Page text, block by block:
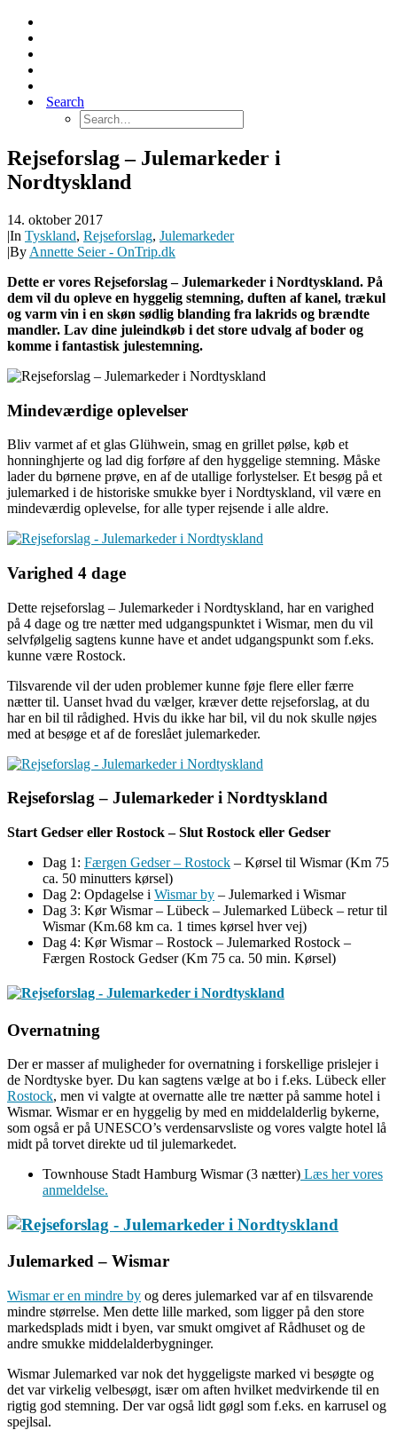
Search
Rejseforslag – Julemarkeder i
Nordtyskland
14. oktober 2017
|In Tyskland, Rejseforslag, Julemarkeder
|By Annette Seier - OnTrip.dk
Dette er vores Rejseforslag – Julemarkeder i Nordtyskland. På
dem vil du opleve en hyggelig stemning, duften af kanel, trækul
og varm vin i en skøn sødlig blanding fra lakrids og brændte
mandler. Lav dine juleindkøb i det store udvalg af boder og
komme i fantastisk julestemning.
Mindeværdige oplevelser
Bliv varmet af et glas Glühwein, smag en grillet pølse, køb et
honninghjerte og lad dig forføre af den hyggelige stemning. Måske
lader du børnene prøve, en af de utallige forlystelser. Et besøg på et
julemarked i de historiske smukke byer i Nordtyskland, vil være en
mindeværdig oplevelse, for alle typer rejsende i alle aldre.
Varighed 4 dage
Dette rejseforslag – Julemarkeder i Nordtyskland, har en varighed
på 4 dage og tre nætter med udgangspunktet i Wismar, men du vil
selvfølgelig sagtens kunne have et andet udgangspunkt som f.eks.
kunne være Rostock.
Tilsvarende vil der uden problemer kunne føje flere eller færre
nætter til. Uanset hvad du vælger, kræver dette rejseforslag, at du
har en bil til rådighed. Hvis du ikke har bil, vil du nok skulle nøjes
med at besøge et af de foreslået julemarkeder.
Rejseforslag – Julemarkeder i Nordtyskland
Start Gedser eller Rostock – Slut Rostock eller Gedser
Dag 1: Færgen Gedser – Rostock – Kørsel til Wismar (Km 75
ca. 50 minutters kørsel)
Dag 2: Opdagelse i Wismar by – Julemarked i Wismar
Dag 3: Kør Wismar – Lübeck – Julemarked Lübeck – retur til
Wismar (Km.68 km ca. 1 times kørsel hver vej)
Dag 4: Kør Wismar – Rostock – Julemarked Rostock –
Færgen Rostock Gedser (Km 75 ca. 50 min. Kørsel)
Overnatning
Der er masser af muligheder for overnatning i forskellige prislejer i
de Nordtyske byer. Du kan sagtens vælge at bo i f.eks. Lübeck eller
Rostock, men vi valgte at overnatte alle tre nætter på samme hotel i
Wismar. Wismar er en hyggelig by med en middelalderlig bykerne,
som også er på UNESCO’s verdensarvsliste og vores valgte hotel lå
midt på torvet direkte ud til julemarkedet.
Townhouse Stadt Hamburg Wismar (3 nætter) Læs her vores
anmeldelse.
Julemarked – Wismar
Wismar er en mindre by og deres julemarked var af en tilsvarende
mindre størrelse. Men dette lille marked, som ligger på den store
markedsplads midt i byen, var smukt omgivet af Rådhuset og de
andre smukke middelalderbygninger.
Wismar Julemarked var nok det hyggeligste marked vi besøgte og
det var virkelig velbesøgt, især om aften hvilket medvirkende til en
rigtig god stemning. Der var også lidt gøgl som f.eks. en karrusel og
spejlsal.